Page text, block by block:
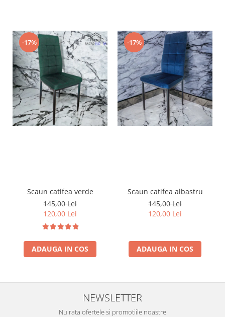
-17%
Scaun catifea verde
145,00 Lei
120,00 Lei
ADAUGA IN COS
-17%
Scaun catifea albastru
145,00 Lei
120,00 Lei
ADAUGA IN COS
NEWSLETTER
Nu rata ofertele si promotiile noastre